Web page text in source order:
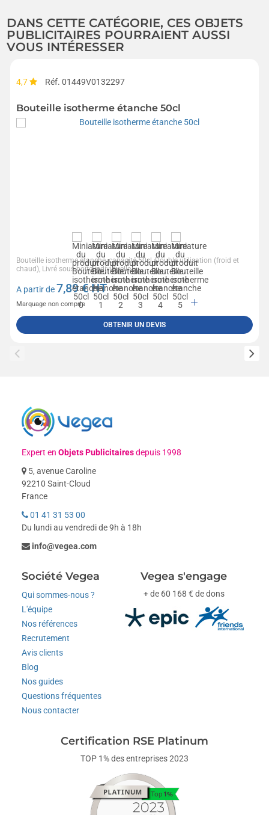
DANS CETTE CATÉGORIE, CES OBJETS
PUBLICITAIRES POURRAIENT AUSSI
VOUS INTÉRESSER
4,7 Réf. 01449V0132297
Bouteille isotherme étanche 50cl
Bouteille isotherme étanche, capacité 50cl, Double utilisation (froid et
chaud), Livré sous boîte individuelle...
A partir de 7,89€ HT
Marquage non compris
OBTENIR UN DEVIS
Expert enObjets Publicitairesdepuis 1998
5, avenue Caroline
92210 Saint-Cloud
France
01 41 31 53 00
Du lundi au vendredi de 9h à 18h
info@vegea.com
Société Vegea
Qui sommes-nous ?
L'équipe
Nos références
Recrutement
Avis clients
Blog
Nos guides
Questions fréquentes
Nous contacter
Vegea s'engage
+ de 60 168 € de dons
Certification RSE Platinum
TOP 1% des entreprises 2023